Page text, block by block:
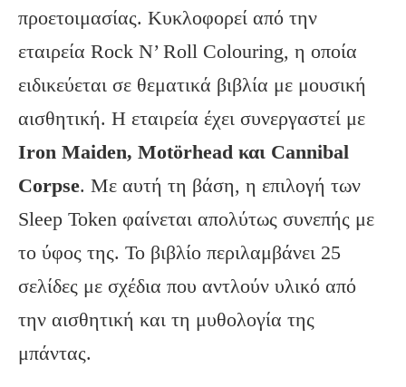
προετοιμασίας. Κυκλοφορεί από την
εταιρεία Rock N’ Roll Colouring, η οποία
ειδικεύεται σε θεματικά βιβλία με μουσική
αισθητική. Η εταιρεία έχει συνεργαστεί με
Iron Maiden, Motörhead και Cannibal
Corpse. Με αυτή τη βάση, η επιλογή των
Sleep Token φαίνεται απολύτως συνεπής με
το ύφος της. Το βιβλίο περιλαμβάνει 25
σελίδες με σχέδια που αντλούν υλικό από
την αισθητική και τη μυθολογία της
μπάντας.